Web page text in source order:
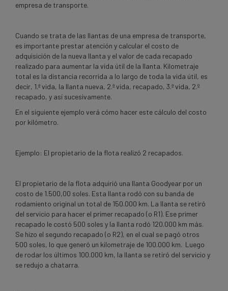
empresa de transporte.
Cuando se trata de las llantas de una empresa de transporte,
es importante prestar atención y calcular el costo de
adquisición de la nueva llanta y el valor de cada recapado
realizado para aumentar la vida útil de la llanta. Kilometraje
total es la distancia recorrida a lo largo de toda la vida útil, es
decir, 1.ª vida, la llanta nueva, 2.ª vida, recapado, 3.ª vida, 2.º
recapado, y así sucesivamente.
En el siguiente ejemplo verá cómo hacer este cálculo del costo
por kilómetro.
Ejemplo: El propietario de la flota realizó 2 recapados.
El propietario de la flota adquirió una llanta Goodyear por un
costo de 1.500,00 soles. Esta llanta rodó con su banda de
rodamiento original un total de 150.000 km. La llanta se retiró
del servicio para hacer el primer recapado (o R1). Ese primer
recapado le costó 500 soles y la llanta rodó 120.000 km más.
Se hizo el segundo recapado (o R2), en el cual se pagó otros
500 soles, lo que generó un kilometraje de 100.000 km. Luego
de rodar los últimos 100.000 km, la llanta se retiró del servicio y
se redujo a chatarra.